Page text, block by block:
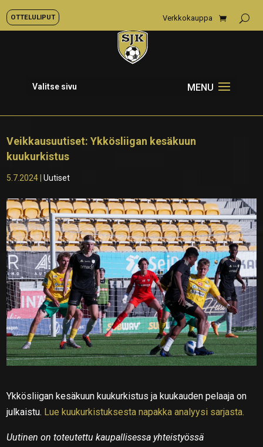
OTTELULIPUT Verkkokauppa
Valitse sivu
Veikkausuutiset: Ykkösliigan kesäkuun
kuukurkistus
5.7.2024 |Uutiset
Ykkösliigan kesäkuun kuukurkistus ja kuukauden pelaaja on
julkaistu. Lue kuukurkistuksesta napakka analyysi sarjasta.
Uutinen on toteutettu kaupallisessa yhteistyössä